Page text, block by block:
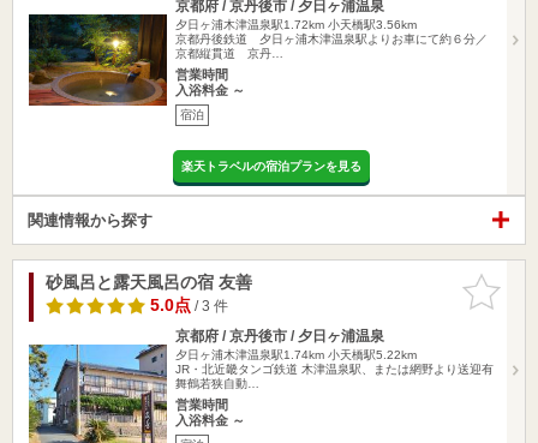
京都府 / 京丹後市 / 夕日ヶ浦温泉
夕日ヶ浦木津温泉駅1.72km 小天橋駅3.56km
京都丹後鉄道 夕日ヶ浦木津温泉駅よりお車にて約６分／
京都縦貫道 京丹…
営業時間
入浴料金 ～
宿泊
楽天トラベルの宿泊プランを見る
関連情報から探す
お気に入
りに追加
砂風呂と露天風呂の宿 友善
5.0点/ 3 件
京都府 / 京丹後市 / 夕日ヶ浦温泉
夕日ヶ浦木津温泉駅1.74km 小天橋駅5.22km
JR・北近畿タンゴ鉄道 木津温泉駅、または網野より送迎有
舞鶴若狭自動…
営業時間
入浴料金 ～